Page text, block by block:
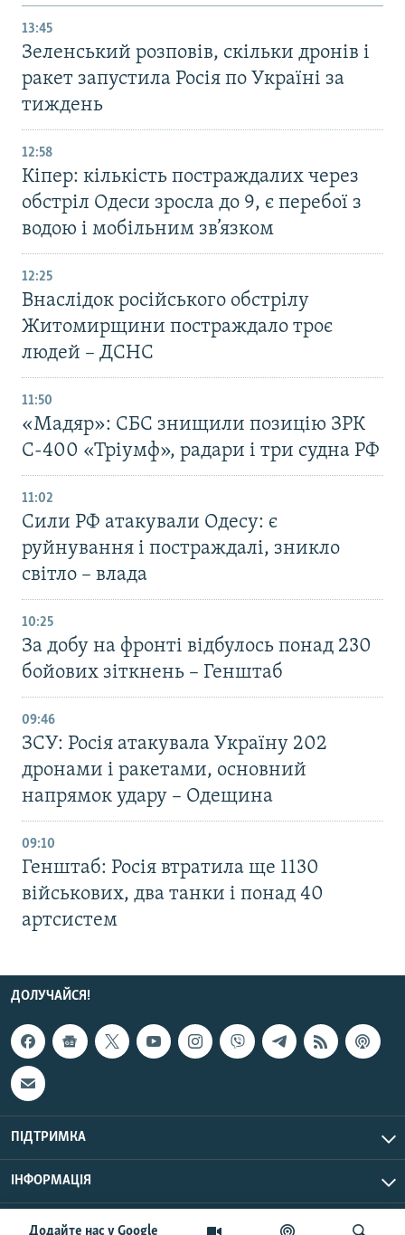
Додайте нас у Google
13:45
Зеленський розповів, скільки дронів і
ракет запустила Росія по Україні за
тиждень
12:58
Кіпер: кількість постраждалих через
обстріл Одеси зросла до 9, є перебої з
водою і мобільним зв’язком
12:25
Внаслідок російського обстрілу
Житомирщини постраждало троє
людей – ДСНС
11:50
«Мадяр»: СБС знищили позицію ЗРК
С-400 «Тріумф», радари і три судна РФ
11:02
Сили РФ атакували Одесу: є
руйнування і постраждалі, зникло
світло – влада
10:25
За добу на фронті відбулось понад 230
бойових зіткнень – Генштаб
09:46
ЗСУ: Росія атакувала Україну 202
дронами і ракетами, основний
напрямок удару – Одещина
09:10
Генштаб: Росія втратила ще 1130
військових, два танки і понад 40
артсистем
ДОЛУЧАЙСЯ!
ПІДТРИМКА
ІНФОРМАЦІЯ
© Радіо Свобода, 2026 | Усі права застережено.
UTC+3